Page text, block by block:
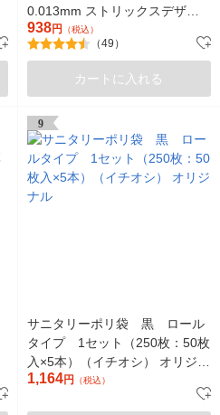
0.013mm ストリックスデザイ
ン
938円 （税込）
（49）
カートに入れる
9
サニタリーポリ袋 黒 ロール
タイプ 1セット（250枚：50枚
入×5本）（イチオシ） オリジナ
ル
1,164円 （税込）